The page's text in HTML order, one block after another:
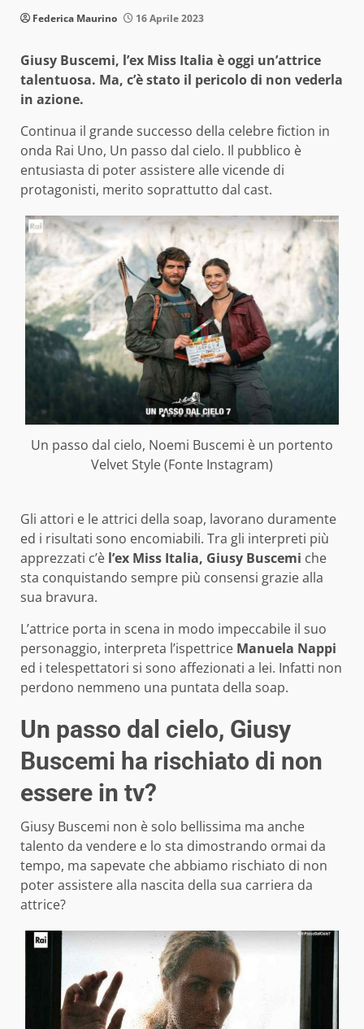
Federica Maurino 16 Aprile 2023
Giusy Buscemi, l’ex Miss Italia è oggi un’attrice
talentuosa. Ma, c’è stato il pericolo di non vederla
in azione.
Continua il grande successo della celebre fiction in
onda Rai Uno, Un passo dal cielo. Il pubblico è
entusiasta di poter assistere alle vicende di
protagonisti, merito soprattutto dal cast.
Un passo dal cielo, Noemi Buscemi è un portento
Velvet Style (Fonte Instagram)
Gli attori e le attrici della soap, lavorano duramente
ed i risultati sono encomiabili. Tra gli interpreti più
apprezzati c’è l’ex Miss Italia, Giusy Buscemi che
sta conquistando sempre più consensi grazie alla
sua bravura.
L’attrice porta in scena in modo impeccabile il suo
personaggio, interpreta l’ispettrice Manuela Nappi
ed i telespettatori si sono affezionati a lei. Infatti non
perdono nemmeno una puntata della soap.
Un passo dal cielo, Giusy
Buscemi ha rischiato di non
essere in tv?
Giusy Buscemi non è solo bellissima ma anche
talento da vendere e lo sta dimostrando ormai da
tempo, ma sapevate che abbiamo rischiato di non
poter assistere alla nascita della sua carriera da
attrice?